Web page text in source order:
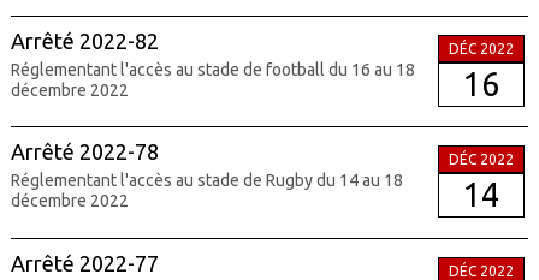
Arrêté 2022-82
Réglementant l'accès au stade de football du 16 au 18
décembre 2022
DÉC 2022
16
Arrêté 2022-78
Réglementant l'accès au stade de Rugby du 14 au 18
décembre 2022
DÉC 2022
14
Arrêté 2022-77 DÉC 2022